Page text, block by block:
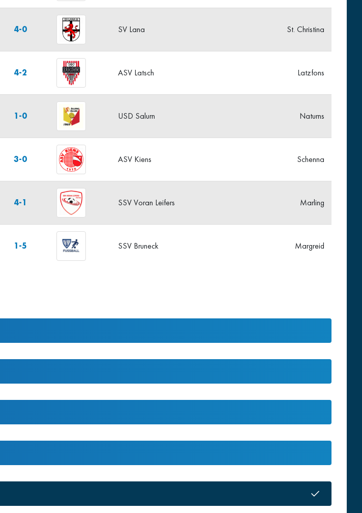
4-0 SV Lana St. Christina
4-2 ASV Latsch Latzfons
1-0 USD Salurn Naturns
3-0 ASV Kiens Schenna
4-1 SSV Voran Leifers Marling
1-5 SSV Bruneck Margreid